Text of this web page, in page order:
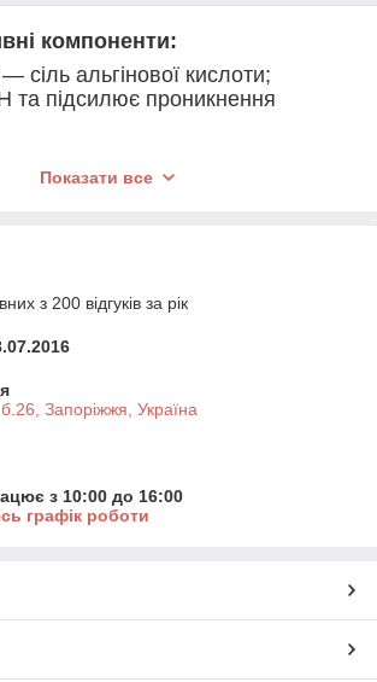
компоненти:
— сіль альгінової кислоти;
та підсилює проникнення
і мікроелементів.
ягоди, центелла,
вугілля
— для сяючої,
виробництво з контролем
і спа-косметика для
використання.
Показати все
з 200 відгуків за рік
Запоріжжя, Україна
з 10:00 до 16:00
графік роботи